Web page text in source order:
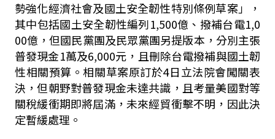
勢強化經濟社會及國土安全韌性特別條例草案」，
其中包括國土安全韌性編列1,500億、撥補台電1,0
00億，但國民黨團及民眾黨團另提版本，分別主張
普發現金1萬及6,000元，且刪除台電撥補與國土韌
性相關預算。相關草案原訂於4日立法院會闖關表
決，但朝野對普發現金未達共識，且考量美國對等
關稅緩衝期即將屆滿，未來經貿衝擊不明，因此決
定暫緩處理。